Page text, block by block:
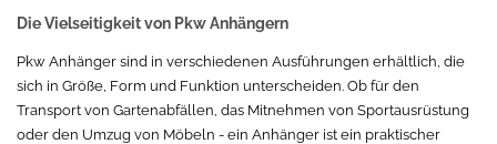
Die Vielseitigkeit von Pkw Anhängern
Pkw Anhänger sind in verschiedenen Ausführungen erhältlich, die
sich in Größe, Form und Funktion unterscheiden. Ob für den
Transport von Gartenabfällen, das Mitnehmen von Sportausrüstung
oder den Umzug von Möbeln - ein Anhänger ist ein praktischer